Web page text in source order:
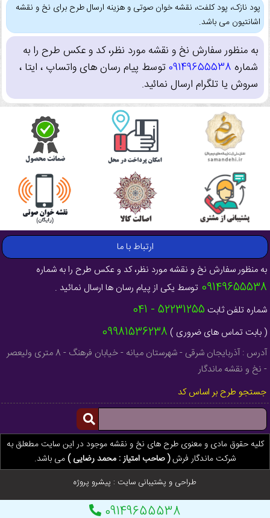
پود نازک، پود کلفت، نقشه خوان صوتی و هزینه ارسال طرح برای نخ و نقشه
اشانتیون می باشد.
به منظور سفارش نخ و نقشه مورد نظر، کد و عکس طرح را به
شماره 09149655538توسط پیام رسان های واتساپ ، ایتا ،
سروش یا تلگرام ارسال نمائید.
ارتباط با ما
به منظور سفارش نخ و نقشه مورد نظر، کد و عکس طرح را به شماره
09149655538 توسط یکی از پیام رسان ها ارسال نمائید .
شماره تلفن ثابت 52231255 - 041
( بابت تماس های ضروری ) 09981536238
آدرس : آذربایجان شرقی - شهرستان میانه - خیابان فرهنگ - 8 متری ولیعصر
- نخ و نقشه ماندگار
جستجو طرح بر اساس کد
کلیه حقوق مادی و معنوی طرح های نخ و نقشه موجود در این سایت مطعلق به
شرکت ماندگار فرش( صاحب امتیاز : محمد رضایی )می باشد.
طراحی و پشتیبانی سایت : پیشرو پروژه
09149655538